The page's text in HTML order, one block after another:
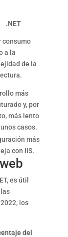
.NET
consumo
a la
de la
más
y, por
más lento
casos.
más
con IIS.
es útil
los
del